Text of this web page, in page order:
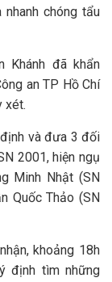
chóng tẩu
Khánh đã khẩn
an TP Hồ Chí
xét.
và đưa 3 đối
2001, hiện ngụ
Minh Nhật (SN
Quốc Thảo (SN
khoảng 18h
định tìm những